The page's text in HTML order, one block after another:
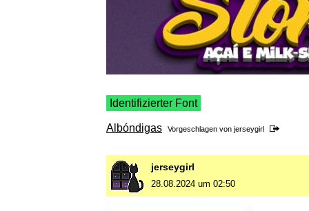
Identifizierter Font
Albóndigas Vorgeschlagen von jerseygirl
jerseygirl
28.08.2024 um 02:50